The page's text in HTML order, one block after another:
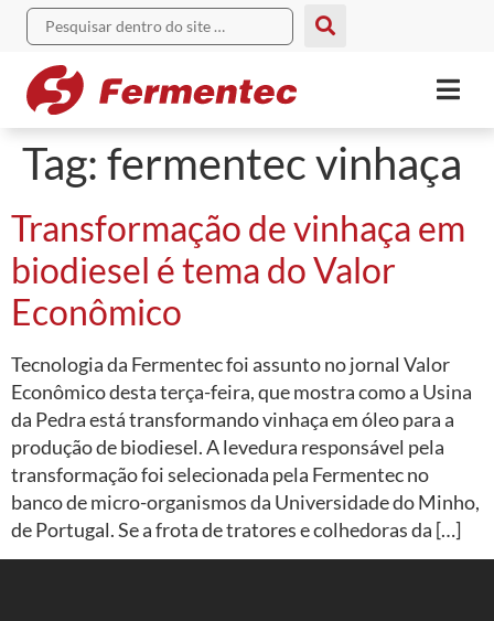
Tag: fermentec vinhaça
Transformação de vinhaça em
biodiesel é tema do Valor
Econômico
Tecnologia da Fermentec foi assunto no jornal Valor
Econômico desta terça-feira, que mostra como a Usina
da Pedra está transformando vinhaça em óleo para a
produção de biodiesel. A levedura responsável pela
transformação foi selecionada pela Fermentec no
banco de micro-organismos da Universidade do Minho,
de Portugal. Se a frota de tratores e colhedoras da […]